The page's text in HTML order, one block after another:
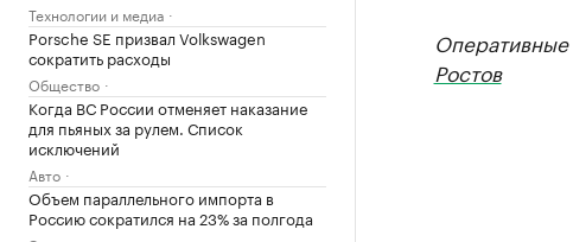
Технологии и медиа
Porsche SE призвал Volkswagen
сократить расходы
Общество
Когда ВС России отменяет наказание
для пьяных за рулем. Список
исключений
Авто
Объем параллельного импорта в
Россию сократился на 23% за полгода
Ростов